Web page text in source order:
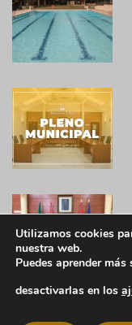
Utilizamos cookies
nuestra web.
Puedes aprender
desactivarlas en los